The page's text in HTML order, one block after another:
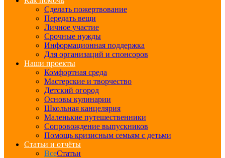
Сделать пожертвование
Передать вещи
Личное участие
Срочные нужды
Информационная поддержка
Для организаций и спонсоров
Наши проекты
Комфортная среда
Мастерские и творчество
Детский огород
Основы кулинарии
Школьная канцелярия
Маленькие путешественники
Сопровождение выпускников
Помощь кризисным семьям с детьми
Статьи и отчёты
ВсеСтатьи